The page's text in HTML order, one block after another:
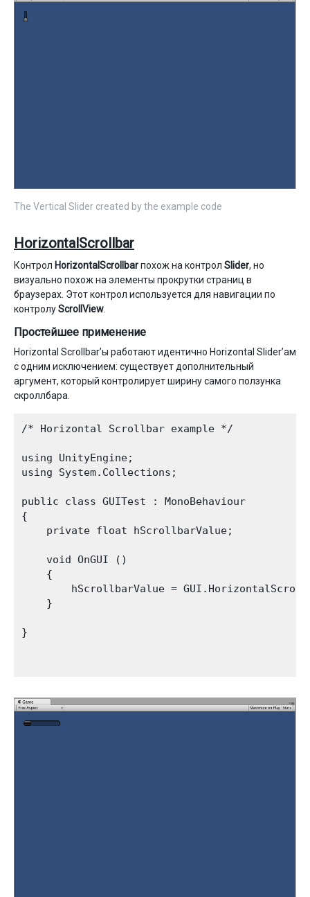
The Vertical Slider created by the example code
HorizontalScrollbar
Контрол HorizontalScrollbarпохож на контрол Slider, но
визуально похож на элементы прокрутки страниц в
браузерах. Этот контрол используется для навигации по
контролуScrollView
Простейшее применение
Horizontal Scrollbar’ы работают идентично Horizontal Slider’ам
с одним исключением: существует дополнительный
аргумент, который контролирует ширину самого ползунка
скроллбара.
/* Horizontal Scrollbar example */
using UnityEngine;
using System.Collections;
public class GUITest : MonoBehaviour
{
    private float hScrollbarValue;
    void OnGUI ()
    {
hScrollbarValue =
    }
}